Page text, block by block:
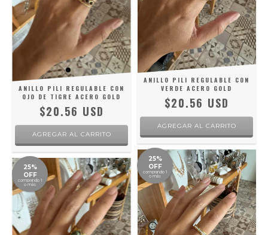
ANILLO PILI REGULABLE CON
OJO DE TIGRE ACERO GOLD
$20.56 USD
ANILLO PILI REGULABLE CON
VERDE ACERO GOLD
$20.56 USD
25%
OFF
comprando 1
o más
25%
OFF
comprando 1
o más